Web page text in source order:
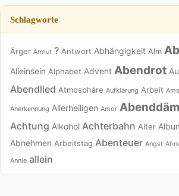
Schlagworte
Ärger Armut ? Antwort Abhängigkeit Alm
Alleinsein Alphabet Advent Abendrot
Abendlied Atmosphäre Aufklärung Arbeit
Anerkennung Allerheiligen Amor
Achtung Alkohol Achterbahn Alter
Abnehmen Arbeitstag Abenteuer Angst
Annie allein